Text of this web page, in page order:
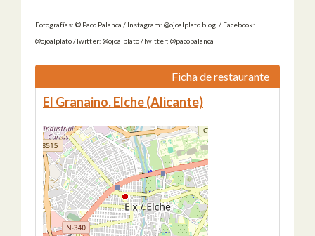
Fotografías: © Paco Palanca / Instagram: @ojoalplato.blog / Facebook:
@ojoalplato /Twitter: @ojoalplato /Twitter: @pacopalanca
Ficha de restaurante
El Granaino. Elche (Alicante)